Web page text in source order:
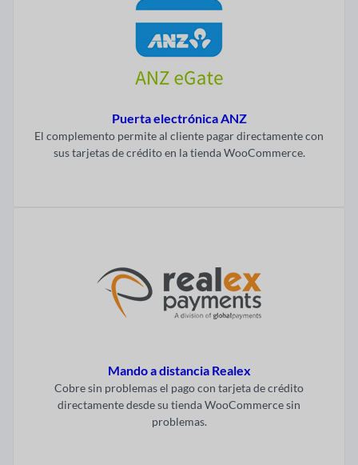
Puerta electrónica ANZ
El complemento permite al cliente pagar directamente con
sus tarjetas de crédito en la tienda WooCommerce.
Mando a distancia Realex
Cobre sin problemas el pago con tarjeta de crédito
directamente desde su tienda WooCommerce sin
problemas.